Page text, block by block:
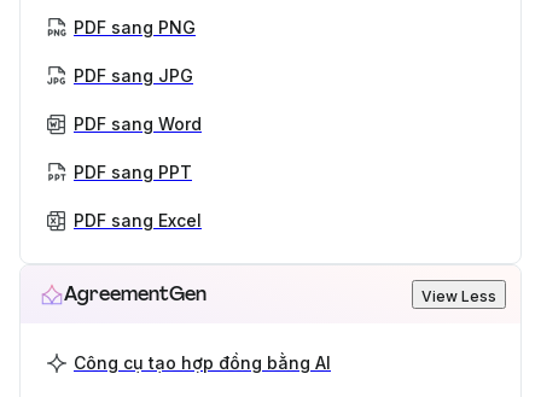
PDF sang PNG
PDF sang JPG
PDF sang Word
PDF sang PPT
PDF sang Excel
AgreementGen View Less
Công cụ tạo hợp đồng bằng AI